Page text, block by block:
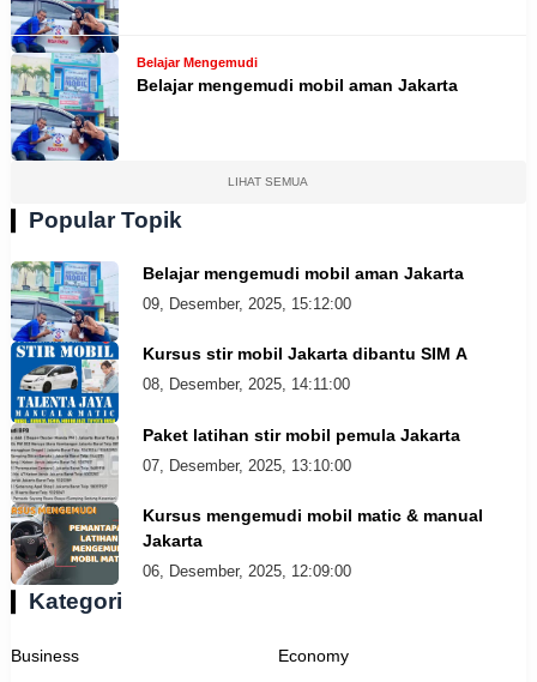
Belajar Mengemudi
Belajar mengemudi mobil aman Jakarta
LIHAT SEMUA
Popular Topik
Belajar mengemudi mobil aman Jakarta
09, Desember, 2025, 15:12:00
Kursus stir mobil Jakarta dibantu SIM A
08, Desember, 2025, 14:11:00
Paket latihan stir mobil pemula Jakarta
07, Desember, 2025, 13:10:00
Kursus mengemudi mobil matic & manual
Jakarta
06, Desember, 2025, 12:09:00
Kategori
Business Economy